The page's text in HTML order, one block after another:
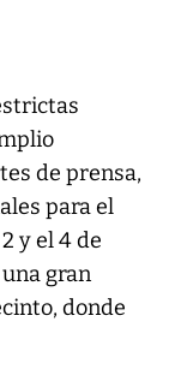
de prensa,
para el
y el 4 de
gran
donde